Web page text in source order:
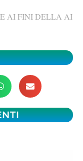
AI FINI DELLA AI